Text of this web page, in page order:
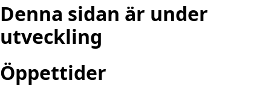
Denna sidan är under
utveckling
Öppettider